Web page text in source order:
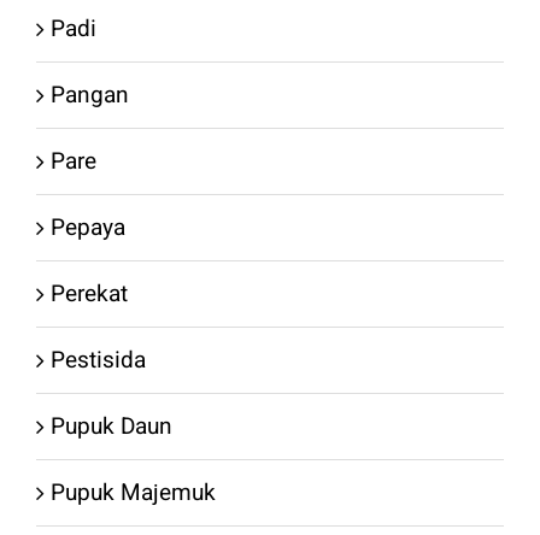
Padi
Pangan
Pare
Pepaya
Perekat
Pestisida
Pupuk Daun
Pupuk Majemuk